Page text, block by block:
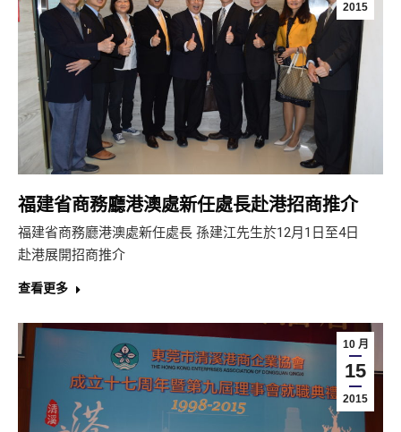
2015
福建省商務廳港澳處新任處長赴港招商推介
福建省商務廳港澳處新任處長 孫建江先生於12月1日至4日
赴港展開招商推介
查看更多
10 月
15
2015